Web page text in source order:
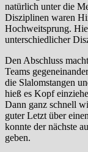
natürlich unter die
Disziplinen waren
Hochweitsprung.
unterschiedlicher
Den Abschluss
Teams
die Slalomstangen
hieß es Kopf
Dann ganz schnell
guter Letzt über
konnte der nächste
geben.